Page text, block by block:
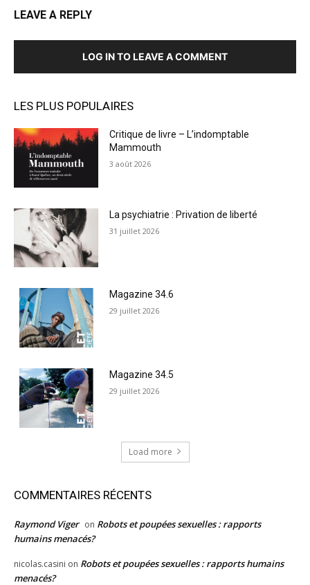
LEAVE A REPLY
LOG IN TO LEAVE A COMMENT
LES PLUS POPULAIRES
Critique de livre – L’indomptable
Mammouth
3 août 2026
La psychiatrie : Privation de liberté
31 juillet 2026
Magazine 34.6
29 juillet 2026
Magazine 34.5
29 juillet 2026
Load more
COMMENTAIRES RÉCENTS
Raymond Viger on Robots et poupées sexuelles : rapports
humains menacés?
nicolas.casini on Robots et poupées sexuelles : rapports humains
menacés?